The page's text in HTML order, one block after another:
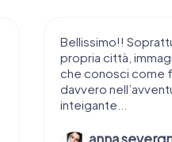
Bellissimo!!
propria città,
che conosci come
davvero
inteigante...